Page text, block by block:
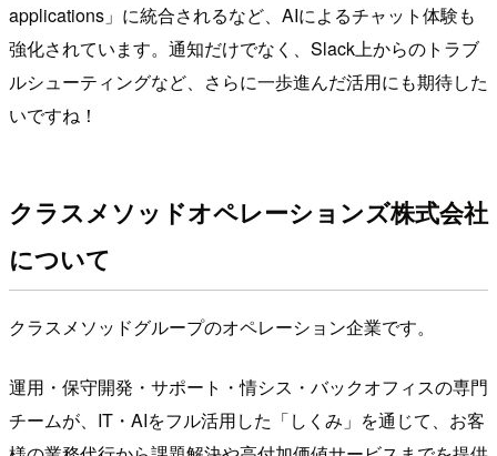
applications」に統合されるなど、AIによるチャット体験も
強化されています。通知だけでなく、Slack上からのトラブ
ルシューティングなど、さらに一歩進んだ活用にも期待した
いですね！
クラスメソッドオペレーションズ株式会社
について
クラスメソッドグループのオペレーション企業です。
運用・保守開発・サポート・情シス・バックオフィスの専門
チームが、IT・AIをフル活用した「しくみ」を通じて、お客